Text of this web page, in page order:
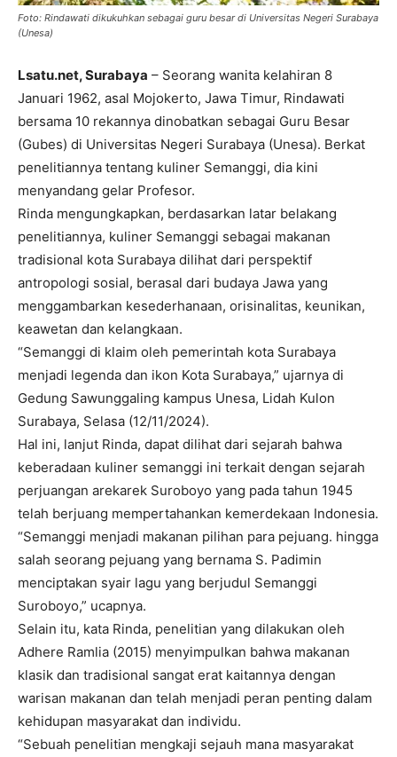
Foto: Rindawati dikukuhkan sebagai guru besar di Universitas Negeri Surabaya
(Unesa)
Lsatu.net, Surabaya – Seorang wanita kelahiran 8
Januari 1962, asal Mojokerto, Jawa Timur, Rindawati
bersama 10 rekannya dinobatkan sebagai Guru Besar
(Gubes) di Universitas Negeri Surabaya (Unesa). Berkat
penelitiannya tentang kuliner Semanggi, dia kini
menyandang gelar Profesor.
Rinda mengungkapkan, berdasarkan latar belakang
penelitiannya, kuliner Semanggi sebagai makanan
tradisional kota Surabaya dilihat dari perspektif
antropologi sosial, berasal dari budaya Jawa yang
menggambarkan kesederhanaan, orisinalitas, keunikan,
keawetan dan kelangkaan.
“Semanggi di klaim oleh pemerintah kota Surabaya
menjadi legenda dan ikon Kota Surabaya,” ujarnya di
Gedung Sawunggaling kampus Unesa, Lidah Kulon
Surabaya, Selasa (12/11/2024).
Hal ini, lanjut Rinda, dapat dilihat dari sejarah bahwa
keberadaan kuliner semanggi ini terkait dengan sejarah
perjuangan arekarek Suroboyo yang pada tahun 1945
telah berjuang mempertahankan kemerdekaan Indonesia.
“Semanggi menjadi makanan pilihan para pejuang. hingga
salah seorang pejuang yang bernama S. Padimin
menciptakan syair lagu yang berjudul Semanggi
Suroboyo,” ucapnya.
Selain itu, kata Rinda, penelitian yang dilakukan oleh
Adhere Ramlia (2015) menyimpulkan bahwa makanan
klasik dan tradisional sangat erat kaitannya dengan
warisan makanan dan telah menjadi peran penting dalam
kehidupan masyarakat dan individu.
“Sebuah penelitian mengkaji sejauh mana masyarakat